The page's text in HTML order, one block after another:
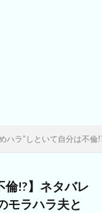
めハラ”しといて自分は不
倫!?】ネタバレ
モラハラ夫と